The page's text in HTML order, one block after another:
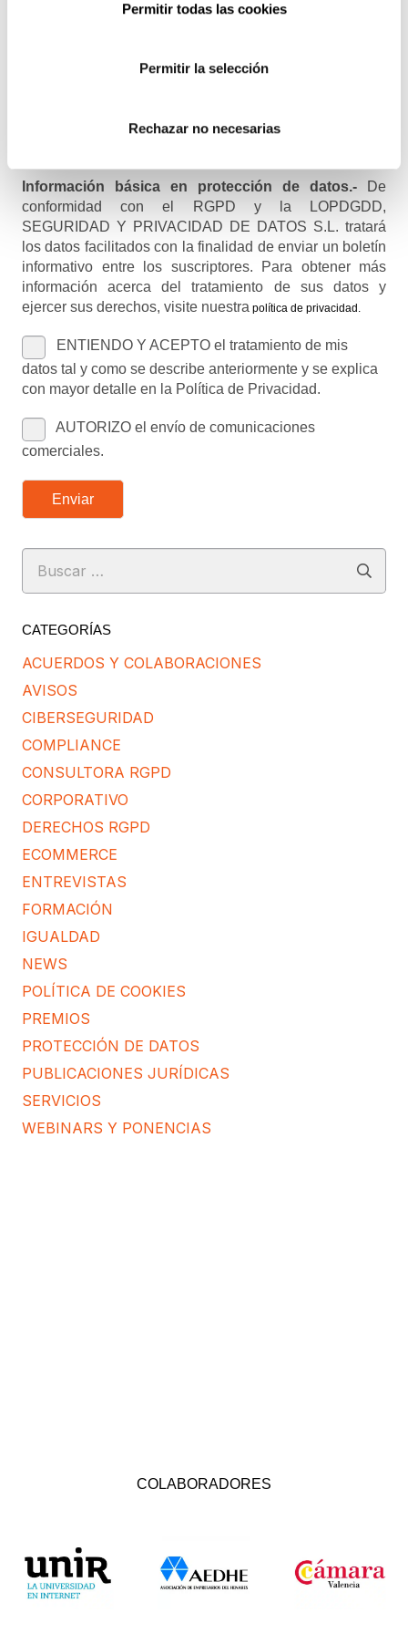
Permitir todas las cookies
Permitir la selección
Rechazar no necesarias
Recibirás un correo para confirmar la suscripción
Información básica en protección de datos.- De
conformidad con el RGPD y la LOPDGDD,
SEGURIDAD Y PRIVACIDAD DE DATOS S.L. tratará
los datos facilitados con la finalidad de enviar un boletín
informativo entre los suscriptores. Para obtener más
información acerca del tratamiento de sus datos y
ejercer sus derechos, visite nuestra política de privacidad .
ENTIENDO Y ACEPTO el tratamiento de mis
datos tal y como se describe anteriormente y se explica
con mayor detalle en la Política de Privacidad.
AUTORIZO el envío de comunicaciones
comerciales.
Enviar
Buscar:
CATEGORÍAS
ACUERDOS Y COLABORACIONES
AVISOS
CIBERSEGURIDAD
COMPLIANCE
CONSULTORA RGPD
CORPORATIVO
DERECHOS RGPD
ECOMMERCE
ENTREVISTAS
FORMACIÓN
IGUALDAD
NEWS
POLÍTICA DE COOKIES
PREMIOS
PROTECCIÓN DE DATOS
PUBLICACIONES JURÍDICAS
SERVICIOS
WEBINARS Y PONENCIAS
COLABORADORES